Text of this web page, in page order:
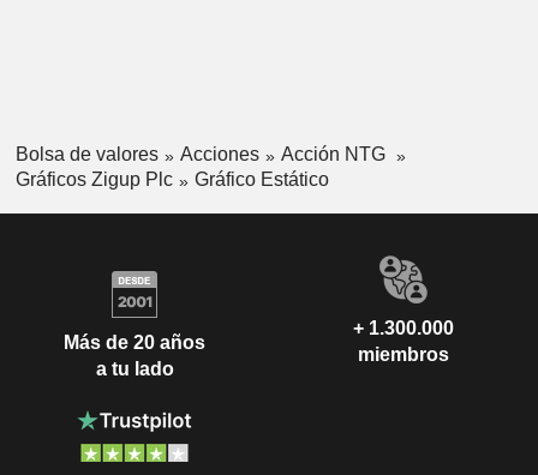
Bolsa de valores Acciones
Acción NTG
Gráficos Zigup Plc
Gráfico Estático
Más de 20 años
a tu lado
+ 1.300.000
miembros